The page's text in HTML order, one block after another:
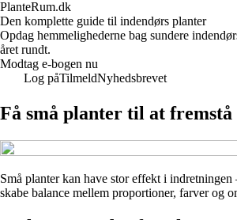
PlanteRum.dk
Den komplette guide til indendørs planter
Opdag hemmelighederne bag sundere
året rundt.
Modtag e-bogen nu
Log påTilmeldNyhedsbrevet
Få små planter til at
Små planter kan have stor effekt i
skabe balance mellem proportioner, farver og